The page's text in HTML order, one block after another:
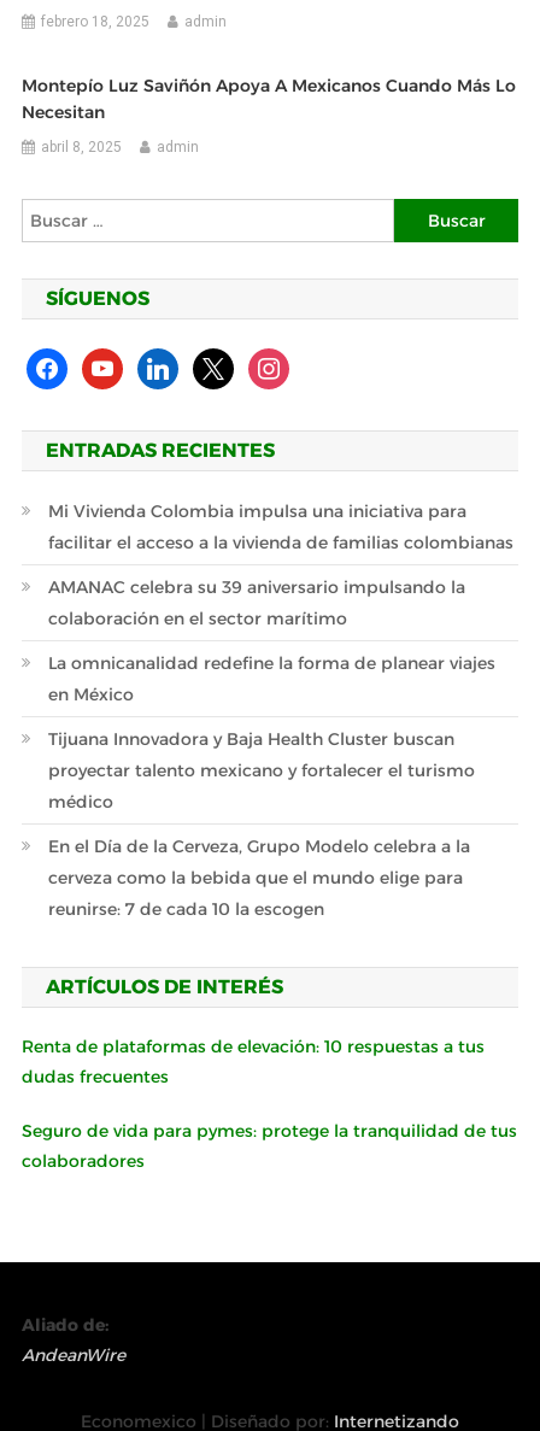
febrero 18, 2025 admin
Montepío Luz Saviñón Apoya A Mexicanos Cuando Más Lo
Necesitan
abril 8, 2025 admin
Buscar:
SÍGUENOS
facebookyoutubelinkedin
x instagram
ENTRADAS RECIENTES
Mi Vivienda Colombia impulsa una iniciativa para
facilitar el acceso a la vivienda de familias colombianas
AMANAC celebra su 39 aniversario impulsando la
colaboración en el sector marítimo
La omnicanalidad redefine la forma de planear viajes
en México
Tijuana Innovadora y Baja Health Cluster buscan
proyectar talento mexicano y fortalecer el turismo
médico
En el Día de la Cerveza, Grupo Modelo celebra a la
cerveza como la bebida que el mundo elige para
reunirse: 7 de cada 10 la escogen
ARTÍCULOS DE INTERÉS
Renta de plataformas de elevación: 10 respuestas a tus
dudas frecuentes
Seguro de vida para pymes: protege la tranquilidad de tus
colaboradores
Aliado de:
AndeanWire
Economexico | Diseñado por: Internetizando